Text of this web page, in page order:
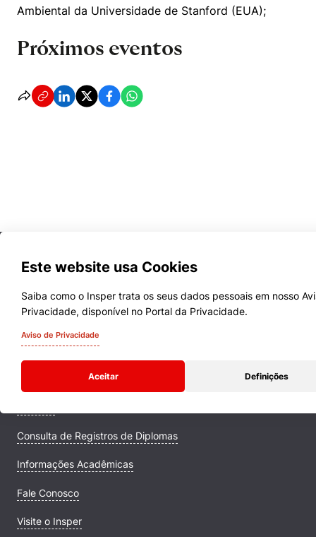
Ambiental da Universidade de Stanford (EUA);
Próximos eventos
Este website usa Cookies
Saiba como o Insper trata os seus dados pessoais em nosso
Privacidade, disponível no Portal da Privacidade.
Aviso de Privacidade
Aceitar Definições
Quem Somos
Comunidade Transforme
Consulta de Registros de Diplomas
Informações Acadêmicas
Fale Conosco
Visite o Insper